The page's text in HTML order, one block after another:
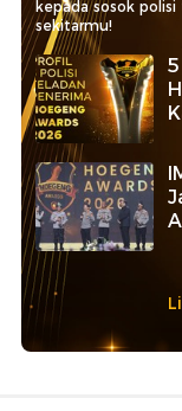
kepada sosok
sekitarmu!